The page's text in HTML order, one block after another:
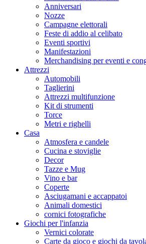
Anniversari
Nozze
Campagne elettorali
Feste di addio al celibato
Eventi sportivi
Manifestazioni
Merchandising per eventi e
Attrezzi
Automobili
Taglierini
Attrezzi multifunzione
Kit di strumenti
Torce
Metri e righelli
Casa
Atmosfera e candele
Cucina e stoviglie
Decor
Tazze e Mug
Vino e bar
Coperte
Asciugamani e accappatoi
Animali domestici
cornici fotografiche
Giochi per l'infanzia
Vernici colorate
Carte da gioco e giochi da